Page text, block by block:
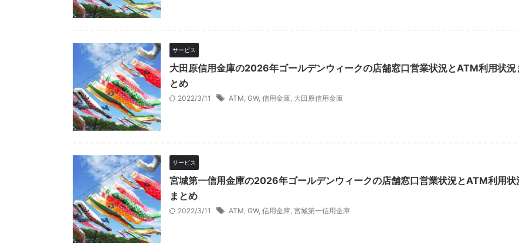
サービス
大田原信用金庫の2026年ゴールデンウィークの店舗窓口営業状況とATM利用状況
とめ
2022/3/11 ATM, GW, 信用金庫, 大田原信用金庫
サービス
宮城第一信用金庫の2026年ゴールデンウィークの店舗窓口営業状況とATM利用状
まとめ
2022/3/11 ATM, GW, 信用金庫, 宮城第一信用金庫